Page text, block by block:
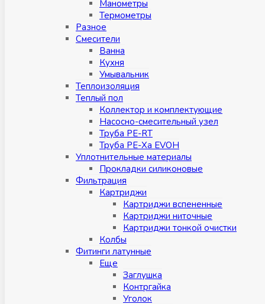
Манометры
Термометры
Разное
Смесители
Ванна
Кухня
Умывальник
Теплоизоляция
Теплый пол
Коллектор и комплектующие
Насосно-смесительный узел
Труба PE-RT
Труба PE-Xa EVOH
Уплотнительные материалы
Прокладки силиконовые
Фильтрация
Картриджи
Картриджи вспененные
Картриджи ниточные
Картриджи тонкой очистки
Колбы
Фитинги латунные
Eщe
Заглушка
Контргайка
Уголок